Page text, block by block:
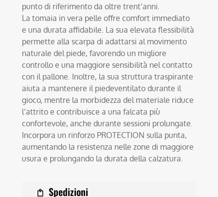
punto di riferimento da oltre trent’anni.
La tomaia in vera pelle offre comfort immediato
e una durata affidabile. La sua elevata flessibilità
permette alla scarpa di adattarsi al movimento
naturale del piede, favorendo un migliore
controllo e una maggiore sensibilità nel contatto
con il pallone. Inoltre, la sua struttura traspirante
aiuta a mantenere il piedeventilato durante il
gioco, mentre la morbidezza del materiale riduce
l’attrito e contribuisce a una falcata più
confortevole, anche durante sessioni prolungate.
Incorpora un rinforzo PROTECTION sulla punta,
aumentando la resistenza nelle zone di maggiore
usura e prolungando la durata della calzatura.
Spedizioni